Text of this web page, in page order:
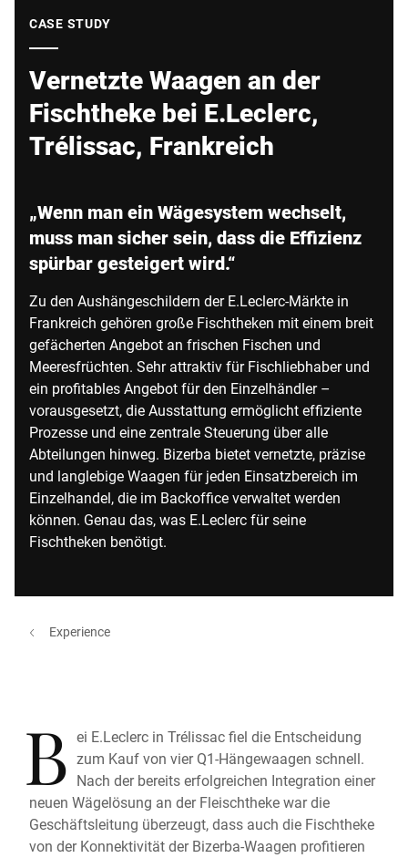
CASE STUDY
Vernetzte Waagen an der
Fischtheke bei E.Leclerc,
Trélissac, Frankreich
„Wenn man ein Wägesystem wechselt,
muss man sicher sein, dass die Effizienz
spürbar gesteigert wird.“
Zu den Aushängeschildern der E.Leclerc-Märkte in
Frankreich gehören große Fischtheken mit einem breit
gefächerten Angebot an frischen Fischen und
Meeresfrüchten. Sehr attraktiv für Fischliebhaber und
ein profitables Angebot für den Einzelhändler –
vorausgesetzt, die Ausstattung ermöglicht effiziente
Prozesse und eine zentrale Steuerung über alle
Abteilungen hinweg. Bizerba bietet vernetzte, präzise
und langlebige Waagen für jeden Einsatzbereich im
Einzelhandel, die im Backoffice verwaltet werden
können. Genau das, was E.Leclerc für seine
Fischtheken benötigt.
Experience
B ei E.Leclerc in Trélissac fiel die Entscheidung
zum Kauf von vier Q1-Hängewaagen schnell.
Nach der bereits erfolgreichen Integration einer
neuen Wägelösung an der Fleischtheke war die
Geschäftsleitung überzeugt, dass auch die Fischtheke
von der Konnektivität der Bizerba-Waagen profitieren